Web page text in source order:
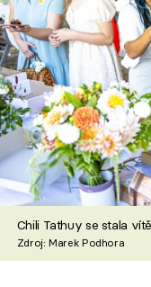
Chili Tathuy se stala
Zdroj: Marek Podhora